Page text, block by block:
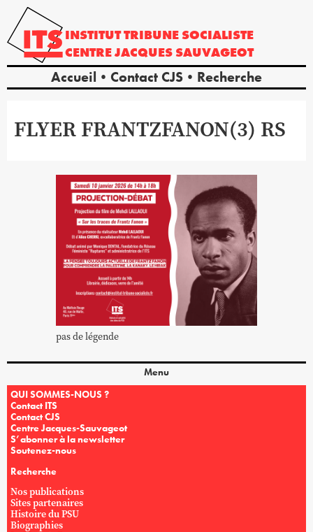
INSTITUTTRIBUNE SOCIALISTE
CENTREJACQUES SAUVAGEOT
Accueil Contact CJS Recherche
FLYER FRANTZFANON(3) RS
pas de légende
Menu
QUI SOMMES-NOUS ?
Contact ITS
Contact CJS
Centre Jacques-Sauvageot
S’abonner à la newsletter
Soutenez-nous
Recherche
Nos publications
Sites partenaires
Histoire du PSU
Biographies